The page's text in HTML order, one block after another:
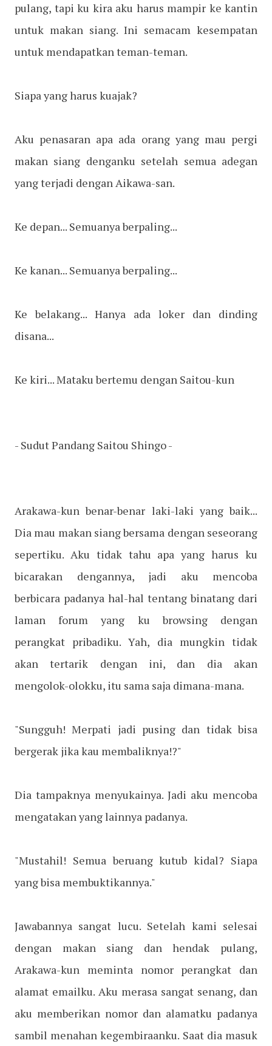
pulang, tapi ku kira aku harus mampir ke kantin
untuk makan siang. Ini semacam kesempatan
untuk mendapatkan teman-teman.
Siapa yang harus kuajak?
Aku penasaran apa ada orang yang mau pergi
makan siang denganku setelah semua adegan
yang terjadi dengan Aikawa-san.
Ke depan... Semuanya berpaling...
Ke kanan... Semuanya berpaling...
Ke belakang... Hanya ada loker dan dinding
disana...
Ke kiri... Mataku bertemu dengan Saitou-kun
- Sudut Pandang Saitou Shingo -
Arakawa-kun benar-benar laki-laki yang baik...
Dia mau makan siang bersama dengan seseorang
sepertiku. Aku tidak tahu apa yang harus ku
bicarakan dengannya, jadi aku mencoba
berbicara padanya hal-hal tentang binatang dari
laman forum yang ku browsing dengan
perangkat pribadiku. Yah, dia mungkin tidak
akan tertarik dengan ini, dan dia akan
mengolok-olokku, itu sama saja dimana-mana.
"Sungguh! Merpati jadi pusing dan tidak bisa
bergerak jika kau membaliknya!?"
Dia tampaknya menyukainya. Jadi aku mencoba
mengatakan yang lainnya padanya.
"Mustahil! Semua beruang kutub kidal? Siapa
yang bisa membuktikannya."
Jawabannya sangat lucu. Setelah kami selesai
dengan makan siang dan hendak pulang,
Arakawa-kun meminta nomor perangkat dan
alamat emailku. Aku merasa sangat senang, dan
aku memberikan nomor dan alamatku padanya
sambil menahan kegembiraanku. Saat dia masuk